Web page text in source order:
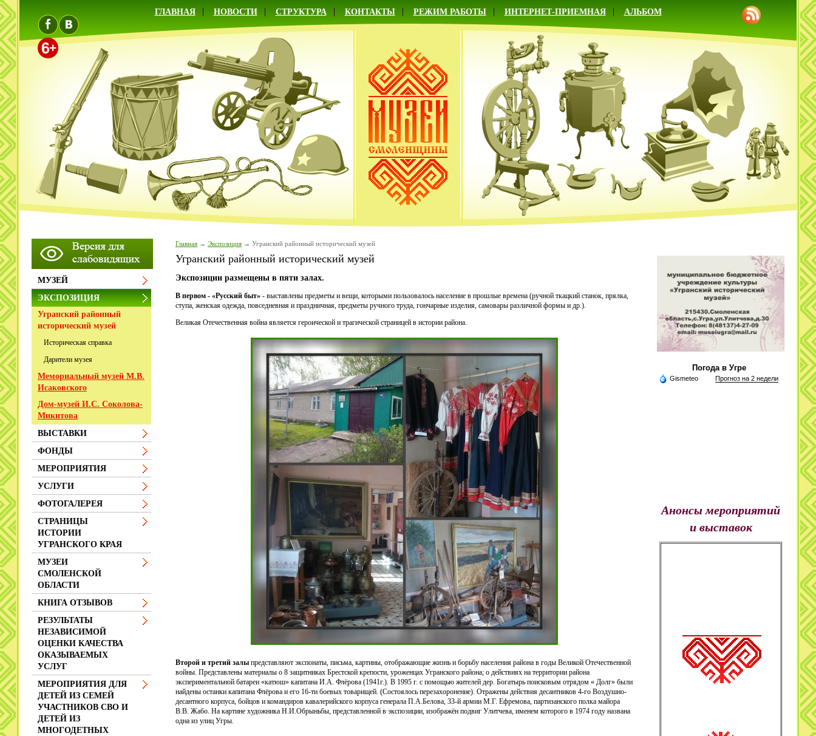
ГЛАВНАЯ НОВОСТИ СТРУКТУРА КОНТАКТЫ РЕЖИМ РАБОТЫ ИНТЕРНЕТ-ПРИЕМНАЯ АЛЬБОМ
Главная Экспозиция Угранский районный исторический музей
Угранский районный исторический музей
Экспозиции размещены в пяти залах.
В первом - «Русский быт» - выставлены предметы и вещи, которыми пользовалось население в прошлые времена (ручной ткацкий станок, прялка,
ступа, женская одежда, повседневная и праздничная, предметы ручного труда, гончарные изделия, самовары различной формы и др.).
Великая Отечественная война является героической и трагической страницей в истории района.
Второй и третий залы представляют экспонаты, письма, картины, отображающие жизнь и борьбу населения района в годы Великой Отечественной
войны. Представлены материалы о 8 защитниках Брестской крепости, уроженцах Угранского района; о действиях на территории района
экспериментальной батареи «катюш» капитана И.А. Флёрова (1941г.). В 1995 г. с помощью жителей дер. Богатырь поисковым отрядом « Долг» были
найдены останки капитана Флёрова и его 16-ти боевых товарищей. (Состоялось перезахоронение). Отражены действия десантников 4-го Воздушно-
десантного корпуса, бойцов и командиров кавалерийского корпуса генерала П.А.Белова, 33-й армии М.Г. Ефремова, партизанского полка майора
В.В. Жабо. На картине художника Н.И.Обрыньбы, представленной в экспозиции, изображён подвиг Улитчева, именем которого в 1974 году названа
одна из улиц Угры.
МУЗЕЙ
ЭКСПОЗИЦИЯ
Угранский районный
исторический музей
Историческая справка
Дарители музея
Мемориальный музей М.В.
Исаковского
Дом-музей И.С. Соколова-
Микитова
ВЫСТАВКИ
ФОНДЫ
МЕРОПРИЯТИЯ
УСЛУГИ
ФОТОГАЛЕРЕЯ
СТРАНИЦЫ
ИСТОРИИ
УГРАНСКОГО КРАЯ
МУЗЕИ
СМОЛЕНСКОЙ
ОБЛАСТИ
КНИГА ОТЗЫВОВ
РЕЗУЛЬТАТЫ
НЕЗАВИСИМОЙ
ОЦЕНКИ КАЧЕСТВА
ОКАЗЫВАЕМЫХ
УСЛУГ
МЕРОПРИЯТИЯ ДЛЯ
ДЕТЕЙ ИЗ СЕМЕЙ
УЧАСТНИКОВ СВО И
ДЕТЕЙ ИЗ
МНОГОДЕТНЫХ
Погода в Угре
Gismeteo Прогноз на 2 недели
Анонсы мероприятий
и выставок